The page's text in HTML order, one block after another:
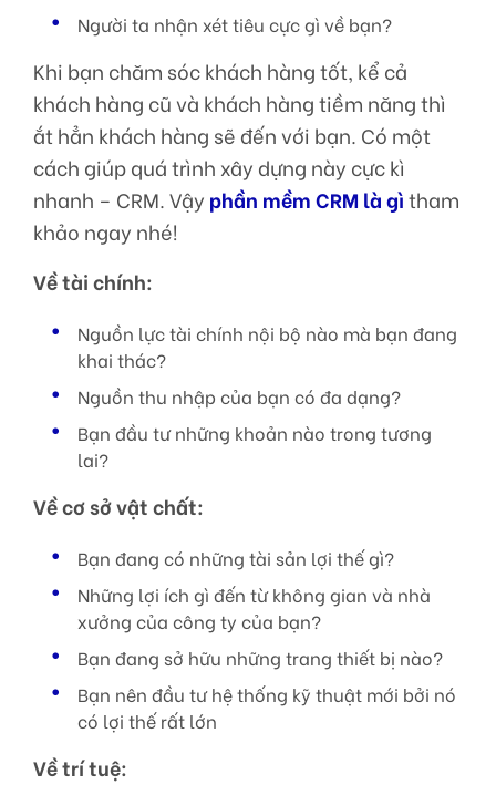
Người ta nhận xét tiêu cực gì về bạn?
Khi bạn chăm sóc khách hàng tốt, kể cả
khách hàng cũ và khách hàng tiềm năng thì
ắt hẳn khách hàng sẽ đến với bạn. Có một
cách giúp quá trình xây dựng này cực kì
nhanh – CRM. Vậy phần mềm CRM là gìtham
khảo ngay nhé!
Về tài chính:
Nguồn lực tài chính nội bộ nào mà bạn đang
khai thác?
Nguồn thu nhập của bạn có đa dạng?
Bạn đầu tư những khoản nào trong tương
lai?
Về cơ sở vật chất:
Bạn đang có những tài sản lợi thế gì?
Những lợi ích gì đến từ không gian và nhà
xưởng của công ty của bạn?
Bạn đang sở hữu những trang thiết bị nào?
Bạn nên đầu tư hệ thống kỹ thuật mới bởi nó
có lợi thế rất lớn
Về trí tuệ: